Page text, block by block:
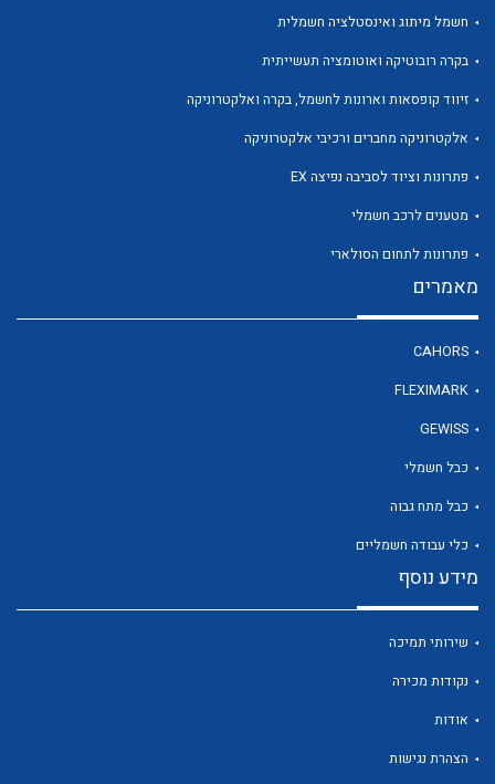
לכל מוצרי היצרן
חשמל מיתוג ואינסטלציה חשמלית
בקרה רובוטיקה ואוטומציה תעשייתית
זיווד קופסאות וארונות לחשמל, בקרה ואלקטרוניקה
אלקטרוניקה מחברים ורכיבי אלקטרוניקה
פתרונות וציוד לסביבה נפיצה EX
מטענים לרכב חשמלי
פתרונות לתחום הסולארי
מאמרים
CAHORS
FLEXIMARK
GEWISS
כבל חשמלי
כבל מתח גבוה
כלי עבודה חשמליים
מידע נוסף
שירותי תמיכה
נקודות מכירה
אודות
הצהרת נגישות